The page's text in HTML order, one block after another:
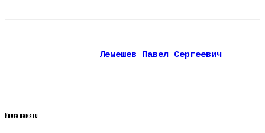
Лемешев Павел Сергеевич
Книга памяти